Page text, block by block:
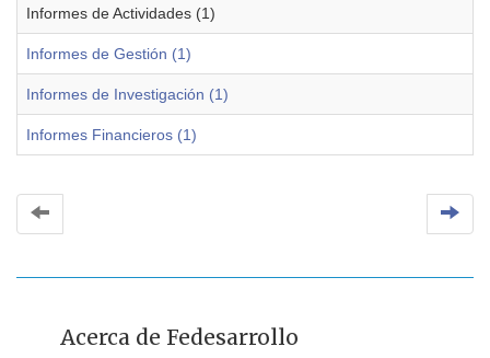
Informes de Actividades (1)
Informes de Gestión (1)
Informes de Investigación (1)
Informes Financieros (1)
Acerca de Fedesarrollo